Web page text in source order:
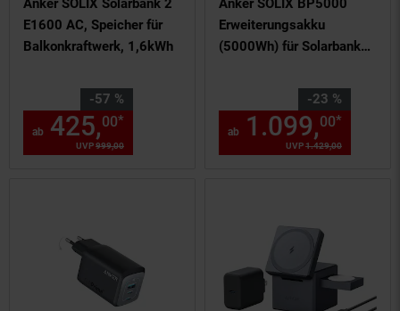
Anker SOLIX Solarbank 2
E1600 AC, Speicher für
Balkonkraftwerk, 1,6kWh
-57 %
Sie Sparen 57 Prozent,
UVP999,00
ab 425,00* € Sternchen
Anker SOLIX BP5000
Erweiterungsakku
(5000Wh) für Solarbank
& Solarbank 2 Plus
-23 %
Sie Sparen 23 Prozent,
UVP1.429,00
ab 1.099,00*